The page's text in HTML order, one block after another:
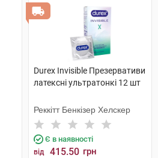
Durex Invisible Презервативи
латексні ультратонкі 12 шт
Реккітт Бенкізер Хелскер
Є в наявності
від 415.50 грн